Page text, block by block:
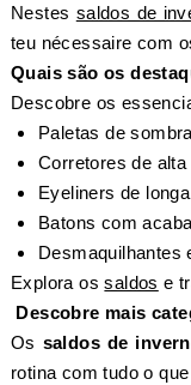
Nestes saldos de
teu nécessaire com
Quais são os
Descobre os
Paletas de
Corretores de
Eyeliners de
Batons com
Desmaquilhantes
Explora ossaldos e
Descobre mais
Os saldos de
rotina com tudo o